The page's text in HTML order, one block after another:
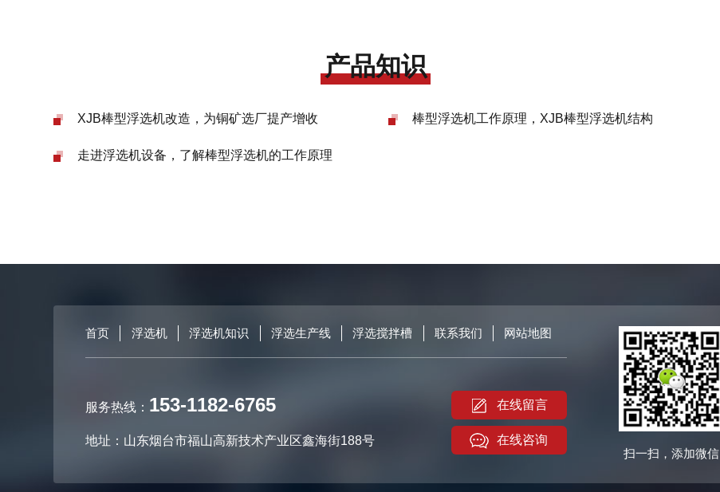
产品知识
XJB棒型浮选机改造，为铜矿选厂提产增收 棒型浮选机工作原理，XJB棒型浮选机结构
走进浮选机设备，了解棒型浮选机的工作原理
首页 浮选机 浮选机知识 浮选生产线 浮选搅拌槽 联系我们 网站地图
服务热线： 153-1182-6765
地址：山东烟台市福山高新技术产业区鑫海街188号
在线留言
在线咨询
扫一扫，添加微信